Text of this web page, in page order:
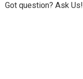
Got question? Ask Us!